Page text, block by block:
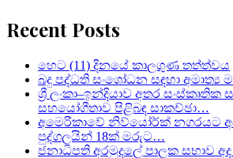
Recent Posts
හෙට (11) දිනයේ කාලගුණ තත්ත්වය
බදු පද්ධති සංශෝධන සඳහා
ශ්‍රී ලංකා–ඉන්දියාව අතර
සහයෝගීතාව පිළිබඳ සාකච්ඡා…
අමෙරිකාවේ නිව්යෝර්ක් නගරයට
පුද්ගලයින් 18ක් මරුට…
ජනාධිපති අරමුදලේ පාලක සභාව